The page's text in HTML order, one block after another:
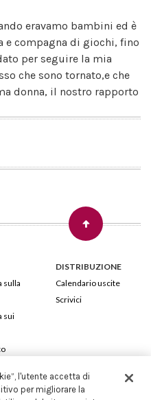
eravamo bambini ed è
e compagna di giochi, fino
per seguire la mia
che sono tornato,e che
donna, il nostro rapporto
sulla
sui
DISTRIBUZIONE
Calendario uscite
Scrivici
Monte Nero, 84 - 20135 Milano
l'utente accetta di
per migliorare la